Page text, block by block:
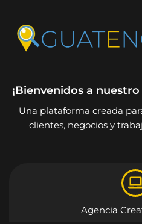
¡Bienvenidos a
Una plataforma creada
clientes, negocios y
Agencia